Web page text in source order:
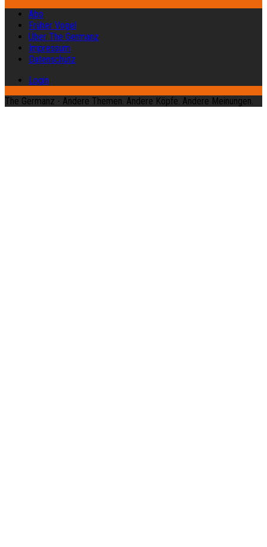
Abo
Früher Vogel
Über The Germanz
Impressum
Datenschutz
Login
The Germanz - Andere Themen. Andere Köpfe. Andere Meinungen.